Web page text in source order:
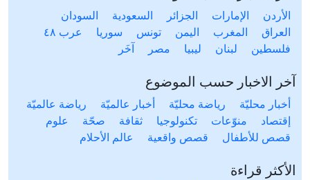
الأردن الإمارات الجزائر السعودية
السودان
العراق
المغرب اليمن تونس سوريا
عرب ٤٨
فلسطين
لبنان ليبيا مصر آخَر
آخر الاخبار حسب الموضوع
أخبار محليّة رياضة محليّة أخبار عالميّة
رياضة عالميّة
إقتصاد
منوّعات تكنولوجيا ثقافة صحّة
علوم
قصص للأطفال
قصص واقعية عالم الأحلام
الأكثر قراءة